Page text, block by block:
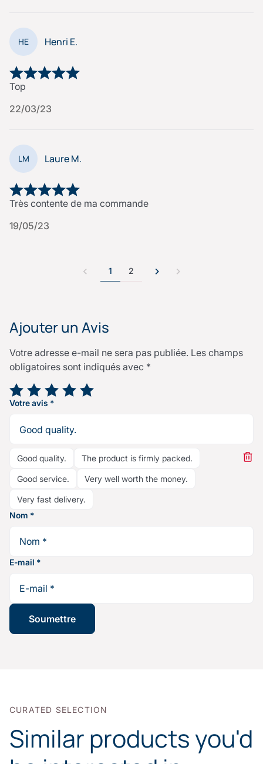
HE Henri E.
Top
22/03/23
LM Laure M.
Très contente de ma commande
19/05/23
1 2
Ajouter un Avis
Votre adresse e-mail ne sera pas publiée. Les champs
obligatoires sont indiqués avec *
Votre note*
Votre avis *
Good quality. The product is firmly packed.
Good service. Very well worth the money.
Very fast delivery.
Nom *
E-mail *
CURATED SELECTION
Similar products you'd